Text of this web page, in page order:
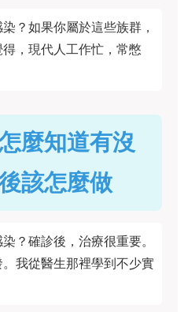
？如果你屬於這些族群，
，現代人工作忙，常憋
麼知道有沒
該怎麼做
？確診後，治療很重要。
我從醫生那裡學到不少實